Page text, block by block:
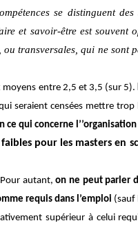
se distinguent
et savoir-être est souvent
transversales, qui ne
moyens entre 2,5 et 3,5 (sur 5).
seraient censées mettre trop
qui concerne
pour les masters en
autant,on ne peut parler
requis dans l’emploi (sauf
supérieur à celui